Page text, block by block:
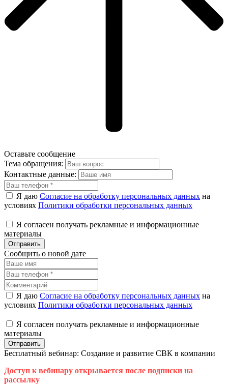
Оставьте сообщение
Тема обращения:
Контактные данные:
Я даю Согласие на обработку персональных данных на
условиях Политики обработки персональных данных
Я согласен получать рекламные и информационные
материалы
Отправить
Сообщить о новой дате
Я даю Согласие на обработку персональных данных на
условиях Политики обработки персональных данных
Я согласен получать рекламные и информационные
материалы
Отправить
Бесплатный вебинар: Создание и развитие СВК в компании
Доступ к вебинару открывается после подписки на
рассылку